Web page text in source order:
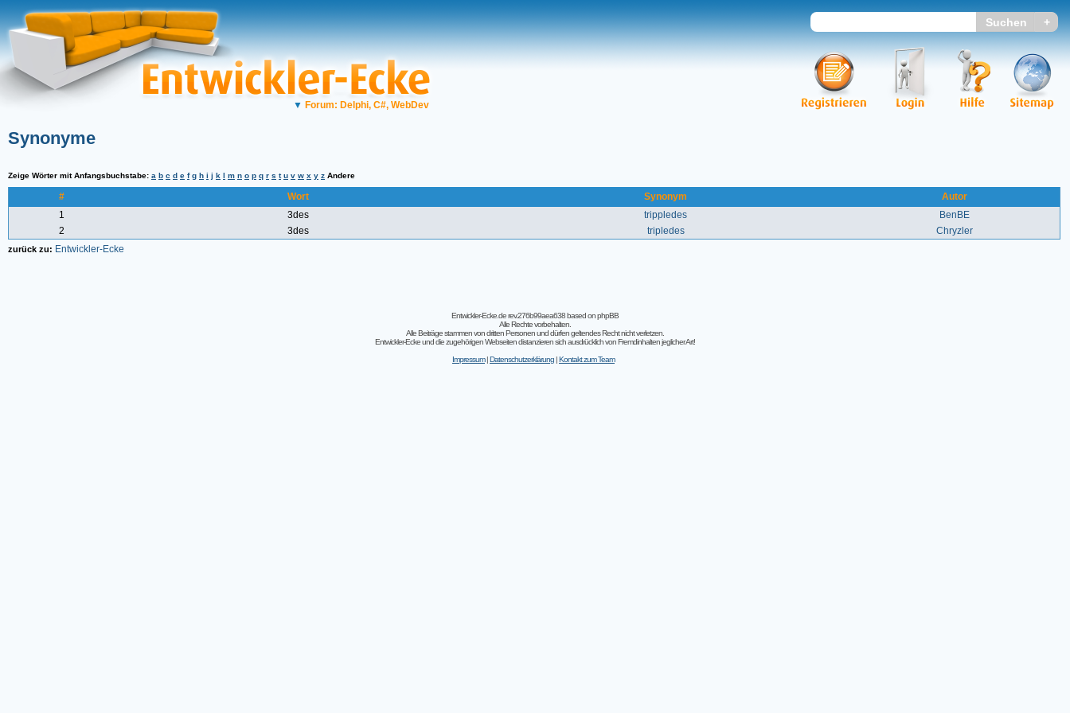
▼ Forum: Delphi, C#, WebDev
Synonyme
Zeige Wörter mit Anfangsbuchstabe: a b c d e f g h i j k l m n o p q r s t u v w x y z Andere
# Wort Synonym
Autor
1
3des trippledes
BenBE
2
3des tripledes Chryzler
zurück zu: Entwickler-Ecke
Entwickler-Ecke.de rev.276b99aea638based onphpBB
Alle Rechte vorbehalten.
Alle Beiträge stammen von dritten Personen und dürfen geltendes Recht nicht verletzen.
Entwickler-Ecke und die zugehörigen Webseiten distanzieren sich ausdrücklich von Fremdinhalten jeglicher Art!
Impressum|Datenschutzerklärung |Kontakt zum Team